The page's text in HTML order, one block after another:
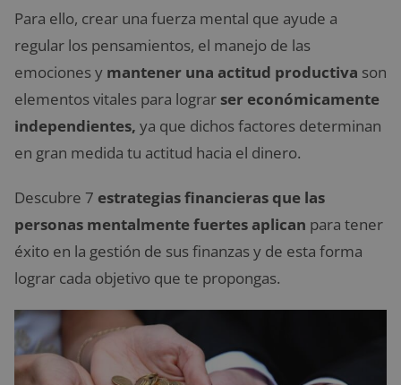
Para ello, crear una fuerza mental que ayude a
regular los pensamientos, el manejo de las
emociones y mantener una actitud productiva son
elementos vitales para lograr ser económicamente
independientes, ya que dichos factores determinan
en gran medida tu actitud hacia el dinero.
Descubre 7 estrategias financieras que las
personas mentalmente fuertes aplican para tener
éxito en la gestión de sus finanzas y de esta forma
lograr cada objetivo que te propongas.